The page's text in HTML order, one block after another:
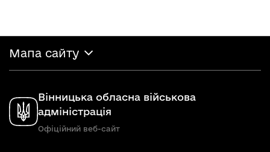
Мапа сайту
Вінницька обласна військова
адміністрація
Офіційний веб-сайт